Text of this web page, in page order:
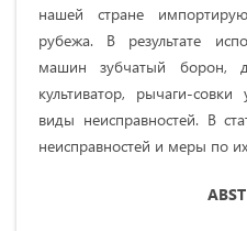
нашей стране
рубежа. В результате
машин зубчатый борон,
культиватор, рычаги-
виды неисправностей. В
неисправностей и меры по